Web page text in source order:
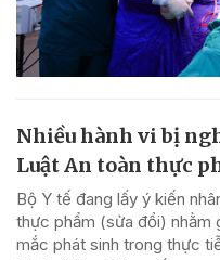
Nhiều hành vi bị
Luật An toàn thực
Bộ Y tế đang lấy ý kiến
thực phẩm (sửa đổi) nhằm
mắc phát sinh trong thực